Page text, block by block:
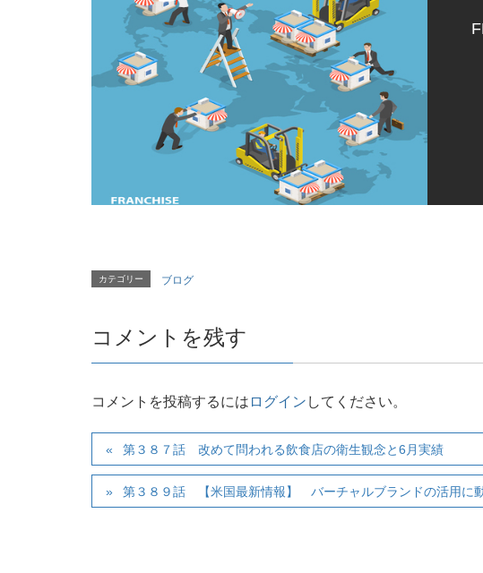
カテゴリー ブログ
コメントを残す
コメントを投稿するには ログイン してください。
第３８７話 改めて問われる飲食店の衛生観念と6月実績
第３８９話 【米国最新情報】 バーチャルブランドの活用に